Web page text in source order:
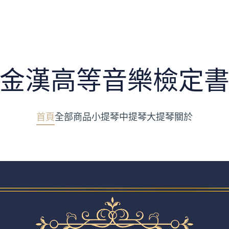
漢高等音樂檢定
首頁 全部商品小提琴中提琴大提琴關於